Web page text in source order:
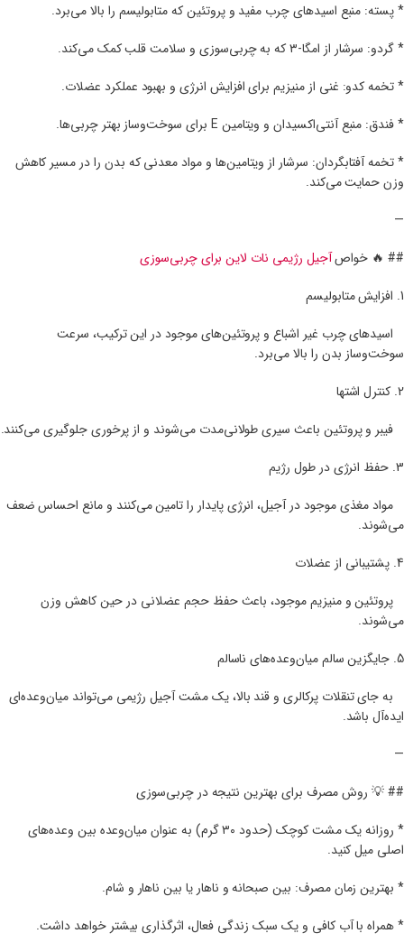
* پسته: منبع اسیدهای چرب مفید و پروتئین که متابولیسم را بالا می‌برد.
* گردو: سرشار از امگا-۳ که به چربی‌سوزی و سلامت قلب کمک می‌کند.
* تخمه کدو: غنی از منیزیم برای افزایش انرژی و بهبود عملکرد عضلات.
* فندق: منبع آنتی‌اکسیدان و ویتامین E برای سوخت‌وساز بهتر چربی‌ها.
* تخمه آفتابگردان: سرشار از ویتامین‌ها و مواد معدنی که بدن را در مسیر کاهش
وزن حمایت می‌کند.
—
## 🔥 خواصآجیل رژیمی نات لاین برای چربی‌سوزی
1. افزایش متابولیسم
اسیدهای چرب غیر اشباع و پروتئین‌های موجود در این ترکیب، سرعت
سوخت‌وساز بدن را بالا می‌برد.
2. کنترل اشتها
فیبر و پروتئین باعث سیری طولانی‌مدت می‌شوند و از پرخوری جلوگیری می‌کنند.
3. حفظ انرژی در طول رژیم
مواد مغذی موجود در آجیل، انرژی پایدار را تامین می‌کنند و مانع احساس ضعف
می‌شوند.
4. پشتیبانی از عضلات
پروتئین و منیزیم موجود، باعث حفظ حجم عضلانی در حین کاهش وزن
می‌شوند.
5. جایگزین سالم میان‌وعده‌های ناسالم
به جای تنقلات پرکالری و قند بالا، یک مشت آجیل رژیمی می‌تواند میان‌وعده‌ای
ایده‌آل باشد.
—
## 💡 روش مصرف برای بهترین نتیجه در چربی‌سوزی
* روزانه یک مشت کوچک (حدود ۳۰ گرم) به عنوان میان‌وعده بین وعده‌های
اصلی میل کنید.
* بهترین زمان مصرف: بین صبحانه و ناهار یا بین ناهار و شام.
* همراه با آب کافی و یک سبک زندگی فعال، اثرگذاری بیشتر خواهد داشت.